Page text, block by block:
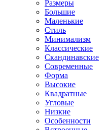
Размеры
Большие
Маленькие
Стиль
Минимализм
Классические
Скандинавские
Современные
Форма
Высокие
Квадратные
Угловые
Низкие
Особенности